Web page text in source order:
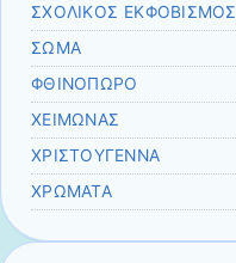
ΣΧΟΛΙΚΟΣ ΕΚΦΟΒΙΣΜΟΣ
ΣΩΜΑ
ΦΘΙΝΟΠΩΡΟ
ΧΕΙΜΩΝΑΣ
ΧΡΙΣΤΟΥΓΕΝΝΑ
ΧΡΩΜΑΤΑ